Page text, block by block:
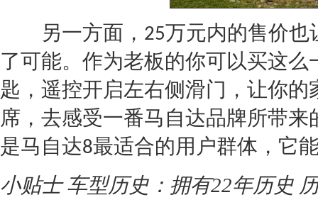
另一方面， 25万元内的售价也
了可能。作为老板的你可以买这
匙，遥控开启左右侧滑门，让你
席，去感受一番马自达品牌所带来
是马自达8最适合的用户群体，它
小贴士 车型历史：拥有22年历史